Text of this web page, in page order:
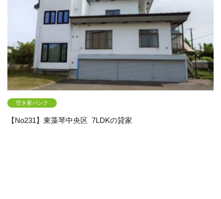
空き家バンク
【No231】東藻琴中央区 7LDKの貸家